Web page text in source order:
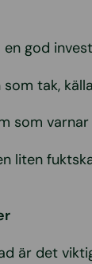
god
tak,
som
liten
är det